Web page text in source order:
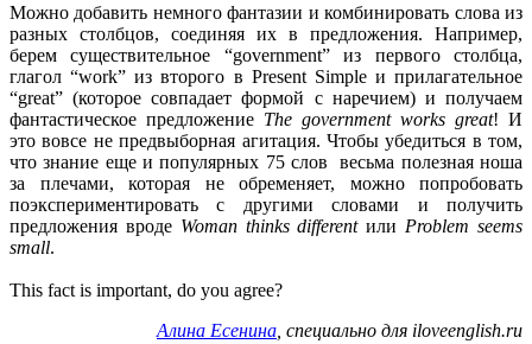
Можно добавить немного фантазии и комбинировать слова из
разных столбцов, соединяя их в предложения. Например,
берем существительное “government” из первого столбца,
глагол “work” из второго в Present Simple и прилагательное
“great” (которое совпадает формой с наречием) и получаем
фантастическое предложение The government works great! И
это вовсе не предвыборная агитация. Чтобы убедиться в том,
что знание еще и популярных 75 слов весьма полезная ноша
за плечами, которая не обременяет, можно попробовать
поэкспериментировать с другими словами и получить
предложения вроде Woman thinks differentили Problem seems
small.
This fact is important, do you agree?
Алина Есенина , специально для iloveenglish.ru